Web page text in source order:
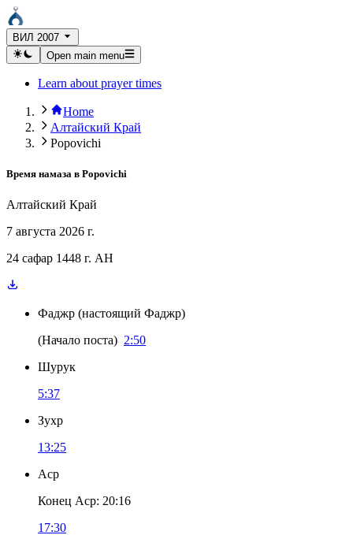
ВИЛ 2007
Open main menu
Learn about prayer times
Home
Алтайский Край
Popovichi
Время намаза в Popovichi
Алтайский Край
7 августа 2026 г.
24 сафар 1448 г. AH
Фаджр (настоящий Фаджр)
(Начало поста) 2:50
Шурук
5:37
Зухр
13:25
Аср
Конец Аср: 20:16
17:30